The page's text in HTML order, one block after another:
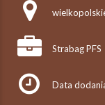
Strabag PFS
Data